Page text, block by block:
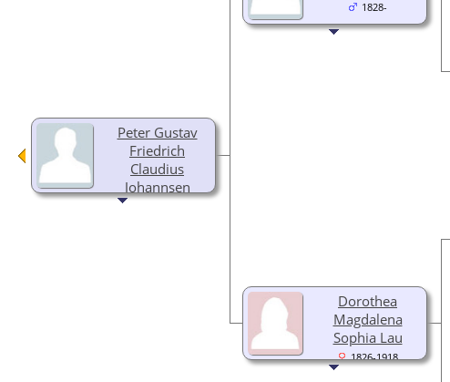
Peter Gustav
Friedrich
Claudius
Johannsen
1828-
Dorothea
Magdalena
Sophia Lau
1826-1918